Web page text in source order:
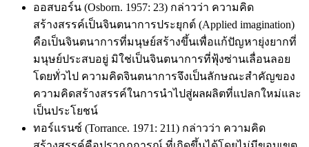
ออสบอร์น (Osborn. 1957: 23) กล่าวว่า ความคิด
สร้างสรรค์เป็นจินตนาการประยุกต์ (Applied imagination)
คือเป็นจินตนาการที่มนุษย์สร้างขึ้นเพื่อแก้ปัญหายุ่งยากที่
มนุษย์ประสบอยู่ มิใช่เป็นจินตนาการที่ฟุ้งซ่านเลื่อนลอย
โดยทั่วไป ความคิดจินตนาการจึงเป็นลักษณะสำคัญของ
ความคิดสร้างสรรค์ในการนำไปสู่ผลผลิตที่แปลกใหม่และ
เป็นประโยชน์
ทอร์แรนซ์ (Torrance. 1971: 211) กล่าวว่า ความคิด